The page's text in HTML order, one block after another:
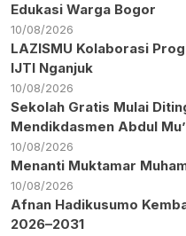
Edukasi Warga Bogor
10/08/2026
LAZISMU Kolaborasi
IJTI Nganjuk
10/08/2026
Sekolah Gratis Mulai
Mendikdasmen Abdul
10/08/2026
Menanti Muktamar
10/08/2026
Afnan Hadikusumo
2026–2031